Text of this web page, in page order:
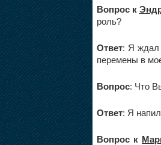
Вопрос к
роль?
Ответ: Я ждал
перемены в
Вопрос: Что
Ответ: Я
Вопрос к